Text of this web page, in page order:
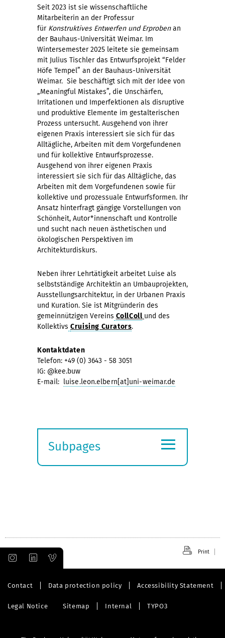
Seit 2023 ist sie wissenschaftliche
Mitarbeiterin an der Professur
für Konstruktives Entwerfen und Erprobenan
der Bauhaus-Universität Weimar. Im
Wintersemester 2025 leitete sie gemeinsam
mit Julius Tischler das Entwurfsprojekt “Felder
Höfe Tempel” an der Bauhaus-Universität
Weimar. Sie beschäftigt sich mit der Idee von
„Meaningful Mistakes”, die Unschärfen,
Irritationen und Imperfektionen als disruptive
und produktive Elemente im gestalterischen
Prozess untersucht. Ausgehend von ihrer
eigenen Praxis interessiert sie sich für das
Alltägliche, Arbeiten mit dem Vorgefundenen
und für kollektive Entwurfsprozesse.
Ausgehend von ihrer eigenen Praxis
interessiert sie sich für das Alltägliche, das
Arbeiten mit dem Vorgefundenen sowie für
kollektive und prozessuale Entwurfsformen. Ihr
Ansatz hinterfragt gängige Vorstellungen von
Schönheit, Autor*innenschaft und Kontrolle
und sucht nach neuen ästhetischen und
ökologischen Perspektiven im
Architekturdiskurs.
Neben ihrer Lehrtätigkeit arbeitet Luise als
selbstständige Architektin an Umbauprojekten,
Ausstellungsarchitektur, in der Urbanen Praxis
und Kuration. Sie ist Mitgründerin des
gemeinnützigen Vereins CollColl und des
Kollektivs Cruising Curators.
Kontaktdaten
Telefon: +49 (0) 3643 - 58 3051
IG: @kee.buw
E-mail: luise.leon.elbern[at]uni-weimar.de
Subpages
≡
Print
Contact Data protection policy Accessibility Statement
Legal Notice Sitemap Internal TYPO3